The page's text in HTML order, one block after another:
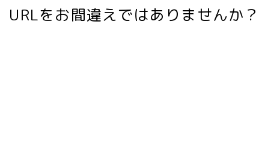
URLをお間違えではありませんか？